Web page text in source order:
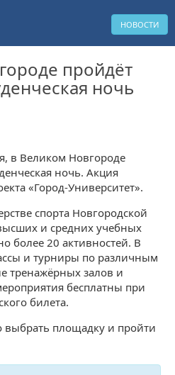
НОВОСТИ
пройдёт
ночь
в Великом Новгороде
ночь. Акция
«Город-Университет».
спорта Новгородской
и средних учебных
более 20 активностей. В
и турниры по различным
тренажёрных залов и
бесплатны при
билета.
выбрать площадку и пройти